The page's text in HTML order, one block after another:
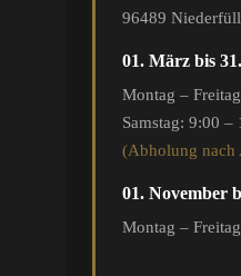
96489
01. März bis
Montag –
Samstag: 9:00 –
(Abholung nach
01. November
Montag –